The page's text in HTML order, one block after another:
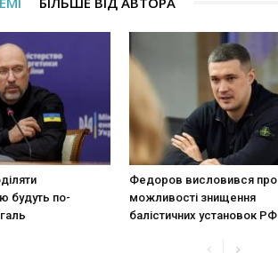
будуть по-
Федоров висловився про
можливості знищення
балістичних установок РФ